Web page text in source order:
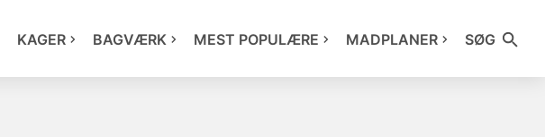
KAGER BAGVÆRK MEST POPULÆRE MADPLANER SØG